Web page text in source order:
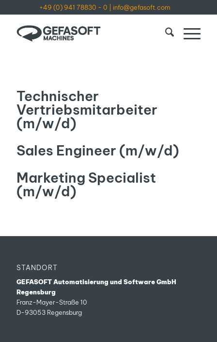
+49 (0) 941 78830 - 0 info@gefasoft.com
Technischer
Vertriebsmitarbeiter
(m/w/d)
Sales Engineer (m/w/d)
Marketing Specialist
(m/w/d)
STANDORT
GEFASOFT Automatisierung und Software GmbH
Regensburg
Franz-Mayer-Straße 10
D-93053 Regensburg